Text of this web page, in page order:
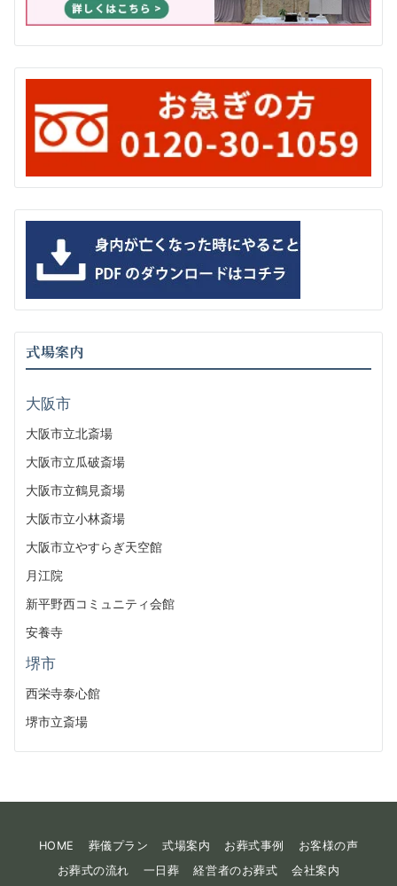
式場案内
大阪市
大阪市立北斎場
大阪市立瓜破斎場
大阪市立鶴見斎場
大阪市立小林斎場
大阪市立やすらぎ天空館
月江院
新平野西コミュニティ会館
安養寺
堺市
西栄寺泰心館
堺市立斎場
HOME 葬儀プラン 式場案内 お葬式事例
お客様の声
お葬式の流れ
一日葬 経営者のお葬式 会社案内